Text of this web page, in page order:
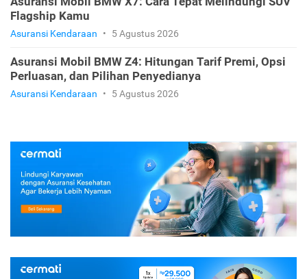
Flagship Kamu
Asuransi Kendaraan • 5 Agustus 2026
Asuransi Mobil BMW Z4: Hitungan Tarif Premi, Opsi
Perluasan, dan Pilihan Penyedianya
Asuransi Kendaraan • 5 Agustus 2026